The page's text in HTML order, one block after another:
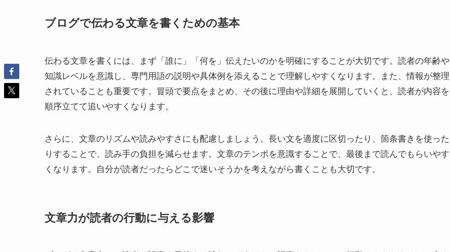
ブログで伝わる文章を書くための基本
伝わる文章を書くには、まず「誰に」「何を」伝えたいのかを明確にすることが大切です。読者の年齢や
知識レベルを意識し、専門用語の説明や具体例を添えることで理解しやすくなります。また、情報が整理
されていることも重要です。冒頭で要点をまとめ、その後に理由や詳細を展開していくと、読者が内容を
順序立てて追いやすくなります。
さらに、文章のリズムや読みやすさにも配慮しましょう。長い文を適度に区切ったり、箇条書きを使った
りすることで、読み手の負担を減らせます。文章のテンポを意識することで、最後まで読んでもらいやす
くなります。自分が読者だったらどこで迷いそうかを考えながら書くことも大切です。
文章力が読者の行動に与える影響